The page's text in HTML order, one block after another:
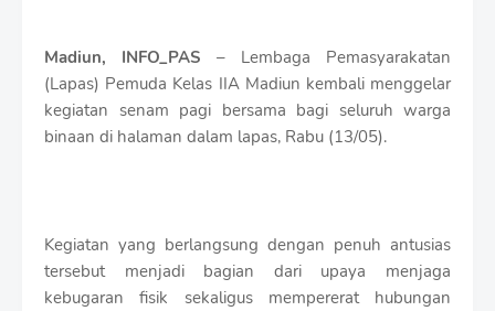
Madiun, INFO_PAS – Lembaga Pemasyarakatan
(Lapas) Pemuda Kelas IIA Madiun kembali menggelar
kegiatan senam pagi bersama bagi seluruh warga
binaan di halaman dalam lapas, Rabu (13/05).
Kegiatan yang berlangsung dengan penuh antusias
tersebut menjadi bagian dari upaya menjaga
kebugaran fisik sekaligus mempererat hubungan
g
n
W
i
t
o
f
f